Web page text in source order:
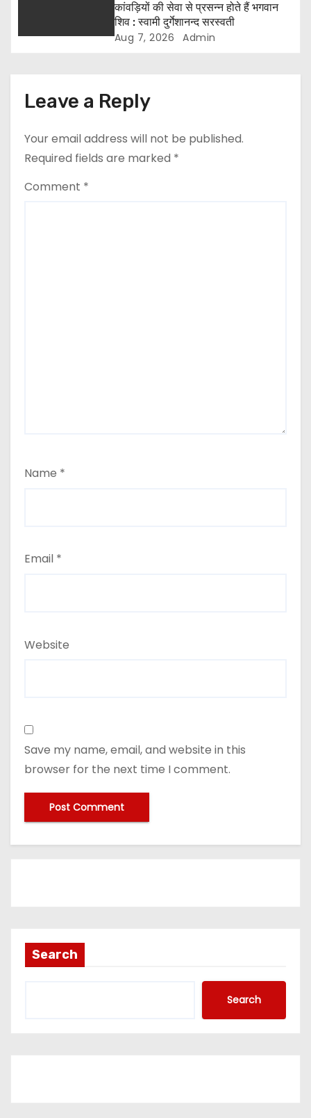
कांवड़ियों की सेवा से प्रसन्न होते हैं भगवान
शिव : स्वामी दुर्गेशानन्द सरस्वती
Aug 7, 2026 Admin
Leave a Reply
Your email address will not be published.
Required fields are marked *
Comment *
Name *
Email *
Website
Save my name, email, and website in this
browser for the next time I comment.
Search
Search